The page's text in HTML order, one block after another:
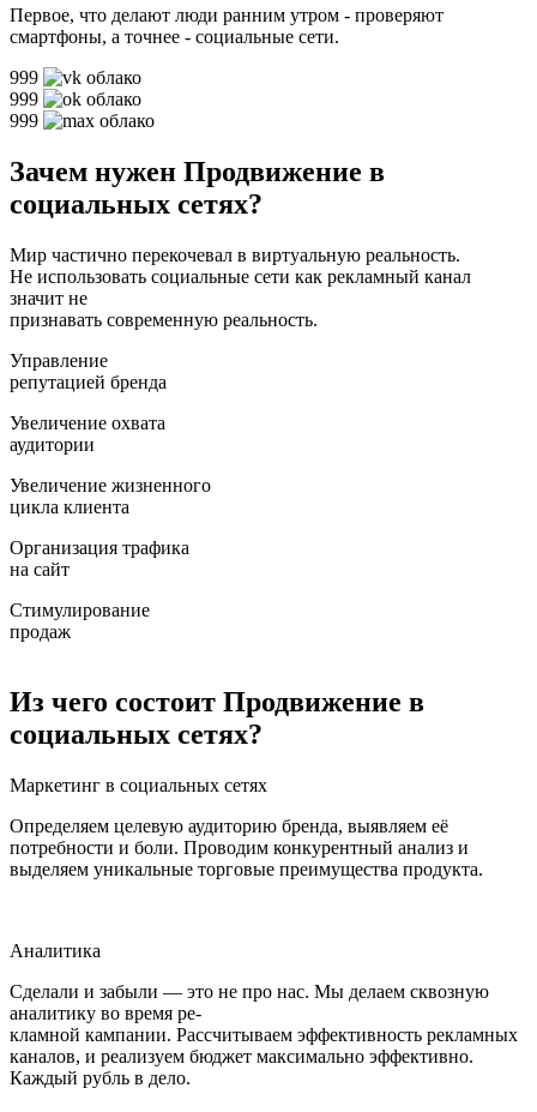
Первое, что делают люди ранним утром - проверяют
смартфоны, а точнее - социальные сети.
999
999
999
Зачем нужен Продвижение в
социальных сетях?
Мир частично перекочевал в виртуальную реальность.
Не использовать социальные сети как рекламный канал
значит не
признавать современную реальность.
Управление
репутацией бренда
Увеличение охвата
аудитории
Увеличение жизненного
цикла клиента
Организация трафика
на сайт
Стимулирование
продаж
Из чего состоит Продвижение в
социальных сетях?
Маркетинг в социальных сетях
Определяем целевую аудиторию бренда, выявляем её
потребности и боли. Проводим конкурентный анализ и
выделяем уникальные торговые преимущества продукта.
Аналитика
Сделали и забыли — это не про нас. Мы делаем сквозную
аналитику во время ре-
кламной кампании. Рассчитываем эффективность рекламных
каналов, и реализуем бюджет максимально эффективно.
Каждый рубль в дело.